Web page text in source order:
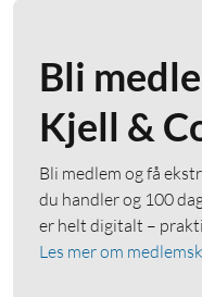
Bli
Kjell &
Bli medlem og få
du handler og 100
er helt digitalt –
Les mer om